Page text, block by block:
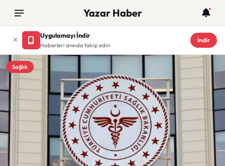
Yazar Haber
Uygulamayı İndir
Haberleri anında takip edin
İndir
Sağlık